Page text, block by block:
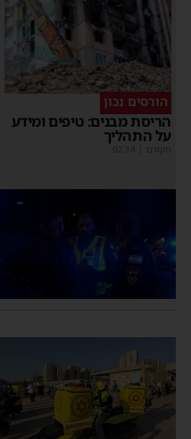
הורסים נכון
הריסת מבנים: טיפים ומידע
על התהליך
מקודם